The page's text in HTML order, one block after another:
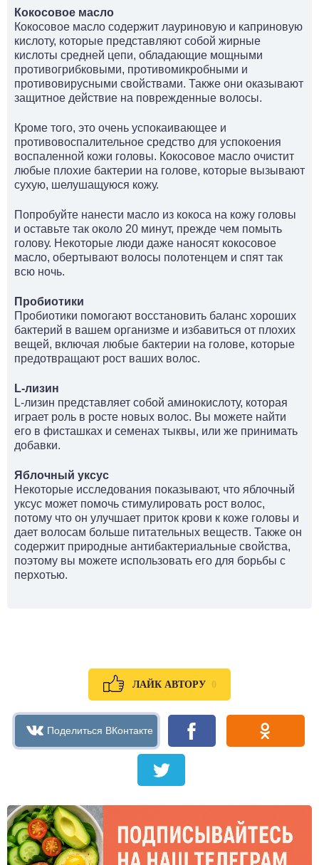
Кокосовое масло
Кокосовое масло содержит лауриновую и каприновую
кислоту, которые представляют собой жирные
кислоты средней цепи, обладающие мощными
противогрибковыми, противомикробными и
противовирусными свойствами. Также они оказывают
защитное действие на поврежденные волосы.
Кроме того, это очень успокаивающее и
противовоспалительное средство для успокоения
воспаленной кожи головы. Кокосовое масло очистит
любые плохие бактерии на голове, которые вызывают
сухую, шелушащуюся кожу.
Попробуйте нанести масло из кокоса на кожу головы
и оставьте так около 20 минут, прежде чем помыть
голову. Некоторые люди даже наносят кокосовое
масло, обертывают волосы полотенцем и спят так
всю ночь.
Пробиотики
Пробиотики помогают восстановить баланс хороших
бактерий в вашем организме и избавиться от плохих
вещей, включая любые бактерии на голове, которые
предотвращают рост ваших волос.
L-лизин
L-лизин представляет собой аминокислоту, которая
играет роль в росте новых волос. Вы можете найти
его в фисташках и семенах тыквы, или же принимать
добавки.
Яблочный уксус
Некоторые исследования показывают, что яблочный
уксус может помочь стимулировать рост волос,
потому что он улучшает приток крови к коже головы и
дает волосам больше питательных веществ. Также он
содержит природные антибактериальные свойства,
поэтому вы можете использовать его для борьбы с
перхотью.
ЛАЙК АВТОРУ 0